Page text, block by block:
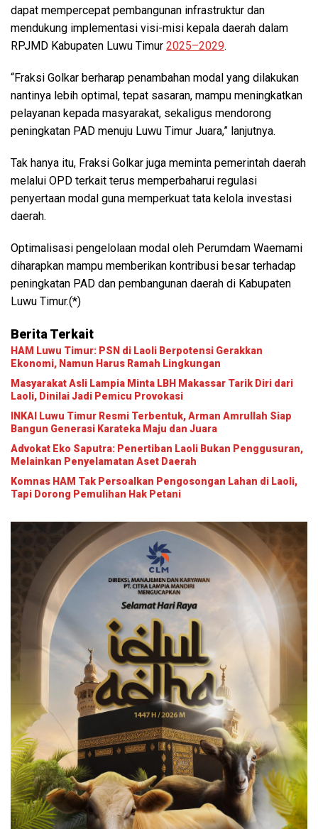
dapat mempercepat pembangunan infrastruktur dan
mendukung implementasi visi-misi kepala daerah dalam
RPJMD Kabupaten Luwu Timur 2025–2029.
“Fraksi Golkar berharap penambahan modal yang dilakukan
nantinya lebih optimal, tepat sasaran, mampu meningkatkan
pelayanan kepada masyarakat, sekaligus mendorong
peningkatan PAD menuju Luwu Timur Juara,” lanjutnya.
Tak hanya itu, Fraksi Golkar juga meminta pemerintah daerah
melalui OPD terkait terus memperbaharui regulasi
penyertaan modal guna memperkuat tata kelola investasi
daerah.
Optimalisasi pengelolaan modal oleh Perumdam Waemami
diharapkan mampu memberikan kontribusi besar terhadap
peningkatan PAD dan pembangunan daerah di Kabupaten
Luwu Timur.(*)
Berita Terkait
HAM Luwu Timur: PSN di Laoli Berpotensi Gerakkan
Ekonomi, Namun Harus Ramah Lingkungan
Masyarakat Asli Lampia Minta LBH Makassar Tarik Diri dari
Laoli, Dinilai Jadi Pemicu Provokasi
INKAI Luwu Timur Resmi Terbentuk, Arman Amrullah Siap
Bangun Generasi Karateka Maju dan Juara
Advokat Eko Saputra: Penertiban Laoli Bukan Penggusuran,
Melainkan Penyelamatan Aset Daerah
Komnas HAM Tak Persoalkan Pengosongan Lahan di Laoli,
Tapi Dorong Pemulihan Hak Petani